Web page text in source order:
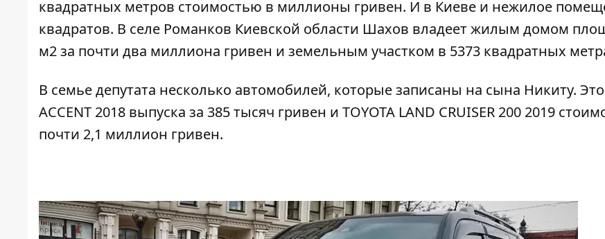
квадратных метров стоимостью в миллионы гривен. И в Киеве и нежилое
квадратов. В селе Романков Киевской области Шахов владеет жилым домом
м2 за почти два миллиона гривен и земельным участком в 5373 квадратных
В семье депутата несколько автомобилей, которые записаны на сына Никиту.
ACCENT 2018 выпуска за 385 тысяч гривен и TOYOTA LAND CRUISER 200 2019
почти 2,1 миллион гривен.